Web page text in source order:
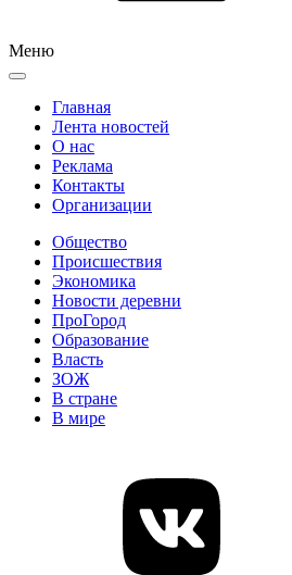
Меню
Главная
Лента новостей
О нас
Реклама
Контакты
Организации
Общество
Происшествия
Экономика
Новости деревни
ПроГород
Образование
Власть
ЗОЖ
В стране
В мире